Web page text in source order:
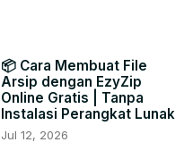
📦 Cara Membuat File
Arsip dengan EzyZip
Online Gratis | Tanpa
Instalasi Perangkat Lunak
Jul 12, 2026